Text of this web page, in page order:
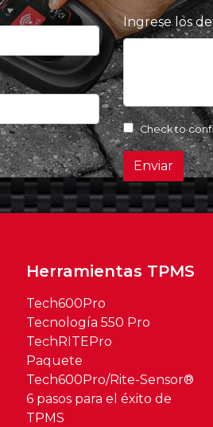
Ingrese los
Check to
Enviar
Herramientas TPMS
Tech600Pro
Tecnología 550 Pro
TechRITEPro
Paquete
Tech600Pro/Rite-Sensor®
6 pasos para el éxito de
TPMS